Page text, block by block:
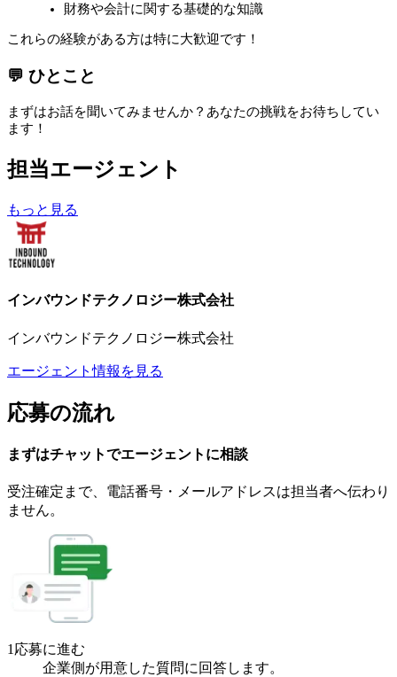
財務や会計に関する基礎的な知識
これらの経験がある方は特に大歓迎です！
💬 ひとこと
まずはお話を聞いてみませんか？あなたの挑戦をお待ちしてい
ます！
担当エージェント
もっと見る
インバウンドテクノロジー株式会社
インバウンドテクノロジー株式会社
エージェント情報を見る
応募の流れ
まずはチャットでエージェント に相談
受注確定まで、 電話番号・メールアドレスは担当者へ伝わり
ません。
1 応募に進む
企業側が用意した質問に回答します。